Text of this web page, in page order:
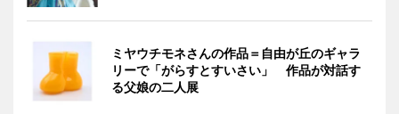
ミヤウチモネさんの作品＝自由が丘のギャラ
リーで「がらすとすいさい」 作品が対話す
る父娘の二人展